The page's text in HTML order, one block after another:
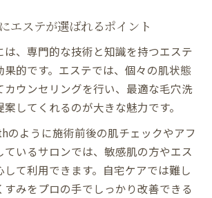
エステが選ばれるポイント
は、専門的な技術と知識を持つエステ
的です。エステでは、個々の肌状態
カウンセリングを行い、最適な毛穴洗
してくれるのが大きな魅力です。
のように施術前後の肌チェックやアフ
ているサロンでは、敏感肌の方やエス
て利用できます。自宅ケアでは難し
すみをプロの手でしっかり改善できる